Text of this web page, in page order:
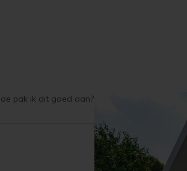
pak ik dit goed aan?